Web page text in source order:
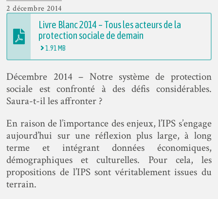
2 décembre 2014
Livre Blanc 2014 – Tous les acteurs de la
protection sociale de demain
1.91 MB
Décembre 2014 – Notre système de protection
sociale est confronté à des défis considérables.
Saura-t-il les affronter ?
En raison de l’importance des enjeux, l’IPS s’engage
aujourd’hui sur une réflexion plus large, à long
terme et intégrant données économiques,
démographiques et culturelles. Pour cela, les
propositions de l’IPS sont véritablement issues du
terrain.